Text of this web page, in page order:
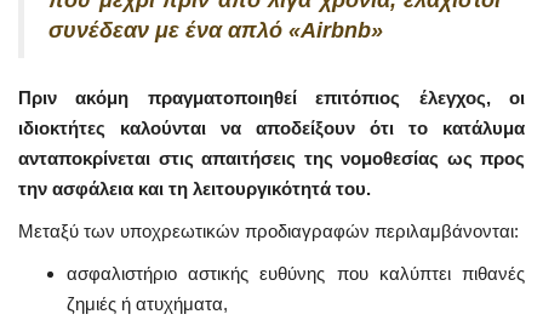
συνέδεαν με ένα απλό «Airbnb»
Πριν ακόμη πραγματοποιηθεί επιτόπιος έλεγχος, οι
ιδιοκτήτες καλούνται να αποδείξουν ότι το κατάλυμα
ανταποκρίνεται στις απαιτήσεις της νομοθεσίας ως προς
την ασφάλεια και τη λειτουργικότητά του.
Μεταξύ των υποχρεωτικών προδιαγραφών περιλαμβάνονται:
ασφαλιστήριο αστικής ευθύνης που καλύπτει πιθανές
ζημιές ή ατυχήματα,